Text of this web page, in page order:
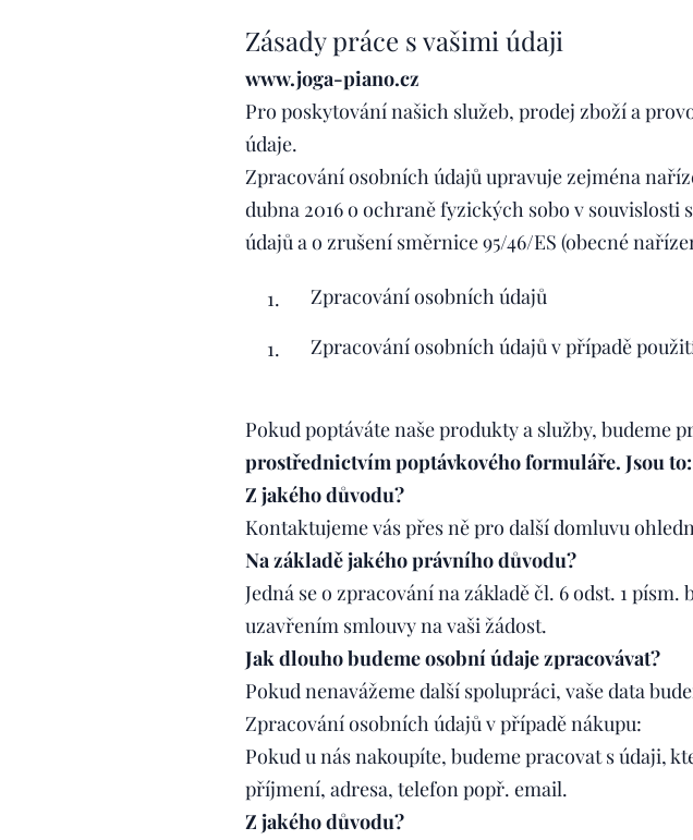
Zásady práce s vašimi údaji
www.joga-piano.cz
Pro poskytování našich služeb, prodej zboží a
údaje.
Zpracování osobních údajů upravuje zejména
dubna 2016 o ochraně fyzických sobo v
údajů a o zrušení směrnice 95/46/ES (obecné
Zpracování osobních údajů
Zpracování osobních údajů v případě
Pokud poptáváte naše produkty a služby, budeme
prostřednictvím poptávkového formuláře. Jsou to:
Z jakého důvodu?
Kontaktujeme vás přes ně pro další domluvu
Na základě jakého právního důvodu?
Jedná se o zpracování na základě čl. 6 odst. 1
uzavřením smlouvy na vaši žádost.
Jak dlouho budeme osobní údaje zpracovávat?
Pokud nenavážeme další spolupráci, vaše data
Zpracování osobních údajů v případě nákupu:
Pokud u nás nakoupíte, budeme pracovat s údaji,
příjmení, adresa, telefon popř. email.
Z jakého důvodu?